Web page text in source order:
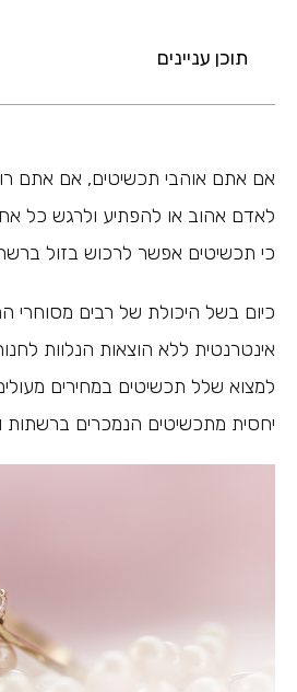
תוכן עניינים
אם אתם אוהבי תכשיטים, אם אתם
לאדם אהוב או להפתיע ולרגש כל
כי תכשיטים אפשר לרכוש בזול
כיום בשל היכולת של רבים מסוחרי
אינטרנטית ללא הוצאות הנלוות
למצוא שלל תכשיטים במחירים
יחסית מתכשיטים הנמכרים ברשתות